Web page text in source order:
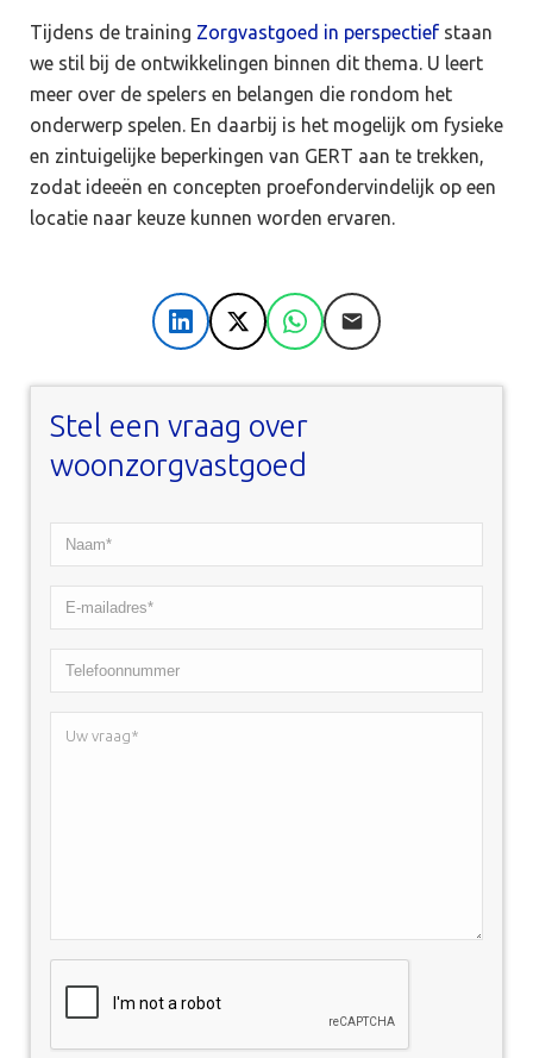
Tijdens de training Zorgvastgoed in perspectief staan
we stil bij de ontwikkelingen binnen dit thema. U leert
meer over de spelers en belangen die rondom het
onderwerp spelen. En daarbij is het mogelijk om fysieke
en zintuigelijke beperkingen van GERT aan te trekken,
zodat ideeën en concepten proefondervindelijk op een
locatie naar keuze kunnen worden ervaren.
LinkedIn
X WhatsApp
E-mail
Stel een vraag over
woonzorgvastgoed
Naam*
*
E-
mailadres*
Telefoonnummer
Uw